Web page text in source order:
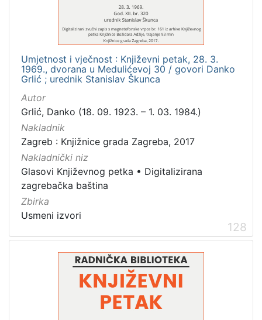
Umjetnost i vječnost : Književni petak, 28. 3.
1969., dvorana u Medulićevoj 30 / govori Danko
Grlić ; urednik Stanislav Škunca
Autor
Grlić, Danko (18. 09. 1923. – 1. 03. 1984.)
Nakladnik
Zagreb : Knjižnice grada Zagreba, 2017
Nakladnički niz
Glasovi Književnog petka • Digitalizirana
zagrebačka baština
Zbirka
Usmeni izvori
128